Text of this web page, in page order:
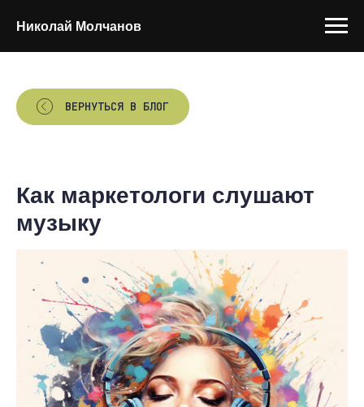
Николай Молчанов
ВЕРНУТЬСЯ В БЛОГ
Как маркетологи слушают
музыку